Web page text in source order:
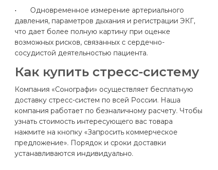
•
Одновременное измерение артериального
давления, параметров дыхания и регистрации ЭКГ,
что дает более полную картину при оценке
возможных рисков, связанных с сердечно-
сосудистой деятельностью пациента.
Как купить стресс-систему
Компания «Сонографи» осуществляет бесплатную
доставку стресс-систем по всей России. Наша
компания работает по безналичному расчету. Чтобы
узнать стоимость интересующего вас товара
нажмите на кнопку «Запросить коммерческое
предложение». Порядок и сроки доставки
устанавливаются индивидуально.